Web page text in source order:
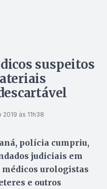
suspeitos
2019 às 11h38
polícia cumpriu,
judiciais em
urologistas
e outros